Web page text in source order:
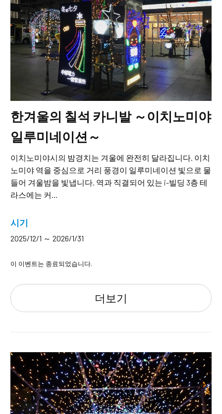
한겨울의 칠석 카니발 ～이치노미야
일루미네이션～
이치노미야시의 밤경치는 겨울에 완전히 달라집니다. 이치
노미야 역을 중심으로 거리 풍경이 일루미네이션 빛으로 물
들어 겨울밤을 빛냅니다. 역과 직결되어 있는 i-빌딩 3층 테
라스에는 커...
시기
2025/12/1 ～ 2026/1/31
이 이벤트는 종료되었습니다.
더보기